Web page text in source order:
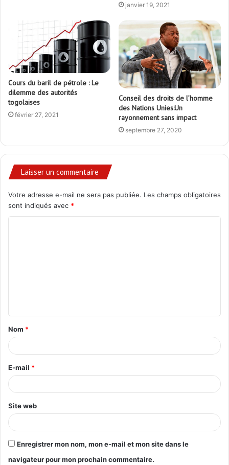
janvier 19, 2021
Cours du baril de pétrole : Le
dilemme des autorités
togolaises
février 27, 2021
Conseil des droits de l’homme
des Nations Unies:Un
rayonnement sans impact
septembre 27, 2020
Laisser un commentaire
Votre adresse e-mail ne sera pas publiée. Les champs obligatoires
sont indiqués avec *
t
a
i
e
*
Nom *
E-mail *
Site web
Enregistrer mon nom, mon e-mail et mon site dans le
navigateur pour mon prochain commentaire.